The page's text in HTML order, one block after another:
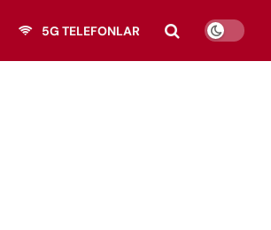
5G TELEFONLAR